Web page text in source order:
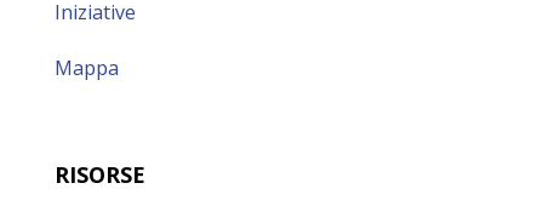
Iniziative
Mappa
RISORSE